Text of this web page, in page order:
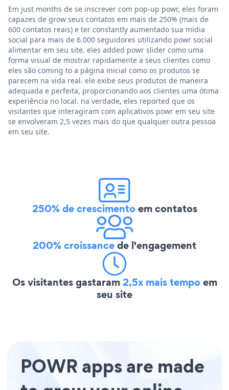
Em just months de se inscrever com pop-up powr, eles foram
capazes de grow seus contatos em mais de 250% (mais de
600 contatos reais) e ter constantly aumentado sua mídia
social para mais de 6.000 seguidores utilizando powr social
alimentar em seu site. eles added powr slider como uma
forma visual de mostrar rapidamente a seus clientes como
eles são coming to a página inicial como os produtos se
parecem na vida real. ele exibe seus produtos de maneira
adequada e perfeita, proporcionando aos clientes uma ótima
experiência no local. na verdade, eles reported que os
visitantes que interagiram com aplicativos powr em seu site
se envolveram 2,5 vezes mais do que qualquer outra pessoa
em seu site.
250% de crescimentoem contatos
200% croissancede l'engagement
Os visitantes gastaram2,5x mais tempoem
seu site
POWR apps are made